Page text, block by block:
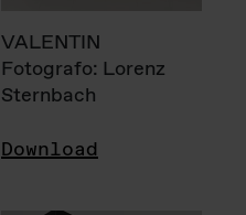
VALENTIN
Fotografo: Lorenz
Sternbach
Download